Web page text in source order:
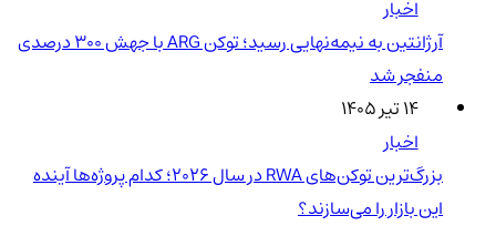
اخبار
آرژانتین به نیمه‌نهایی رسید؛ توکن ARG با جهش ۳۰۰ درصدی
منفجر شد
۱۴ تیر ۱۴۰۵
اخبار
بزرگ‌ترین توکن‌های RWA در سال ۲۰۲۶؛ کدام پروژه‌ها آینده
این بازار را می‌سازند؟